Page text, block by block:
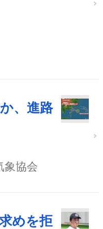
、進路
象協会
めを拒